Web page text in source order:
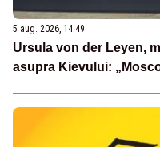
5 aug. 2026, 14:49
Ursula von der Leyen,
asupra Kievului: